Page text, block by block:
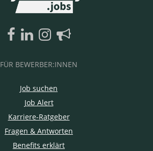
FÜR BEWERBER:INNEN
Job suchen
Job Alert
Karriere-Ratgeber
Fragen & Antworten
Benefits erklärt